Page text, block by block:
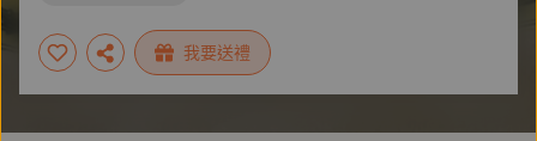
我要送禮